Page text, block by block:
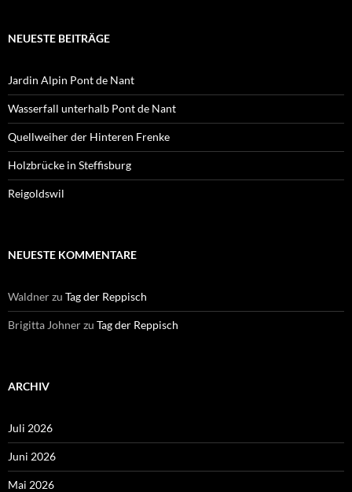
NEUESTE BEITRÄGE
Jardin Alpin Pont de Nant
Wasserfall unterhalb Pont de Nant
Quellweiher der Hinteren Frenke
Holzbrücke in Steffisburg
Reigoldswil
NEUESTE KOMMENTARE
Waldnerzu Tag der Reppisch
Brigitta Johnerzu Tag der Reppisch
ARCHIV
Juli 2026
Juni 2026
Mai 2026